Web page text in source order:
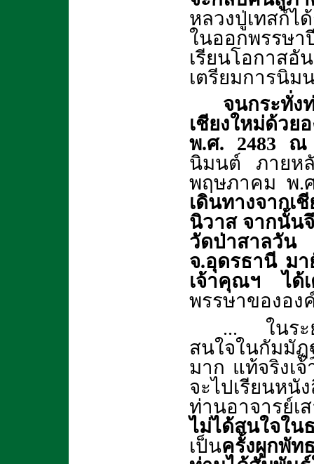
หลวงปู่เทสก์ไ
ในออกพรรษ
เรียนโอกาส
เตรียมการนิ
จนกระทั่
เชียงใหม่ด้ว
พ.ศ. 2483 ณ
นิมนต์ ภายห
พฤษภาคม พ.
เดินทางจาก
นิวาส จากนั้น
วัดป่าสาลวัน
จ.อุดรธานี ม
เจ้าคุณฯ ได้
พรรษาขององ
... ในระ
สนใจในกัมมั
มาก แท้จริงเ
จะไปเรียนหนั
ท่านอาจารย์
ไม่ได้สนใจใน
เป็นครั้งผูกพั